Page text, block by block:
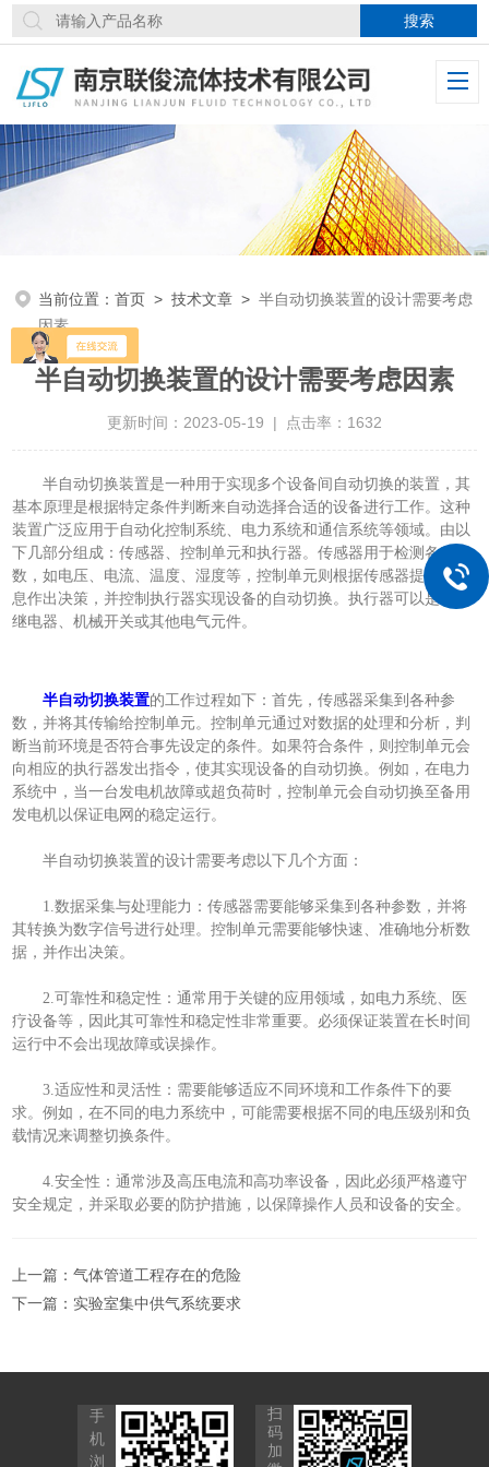
当前位置：首页 >技术文章 >半自动切换装置的设计需要考虑
因素
半自动切换装置的设计需要考虑因素
更新时间：2023-05-19 | 点击率：1632
半自动切换装置是一种用于实现多个设备间自动切换的装置，其
基本原理是根据特定条件判断来自动选择合适的设备进行工作。这种
装置广泛应用于自动化控制系统、电力系统和通信系统等领域。由以
下几部分组成：传感器、控制单元和执行器。传感器用于检测各种参
数，如电压、电流、温度、湿度等，控制单元则根据传感器提供的信
息作出决策，并控制执行器实现设备的自动切换。执行器可以是电磁
继电器、机械开关或其他电气元件。
半自动切换装置的工作过程如下：首先，传感器采集到各种参
数，并将其传输给控制单元。控制单元通过对数据的处理和分析，判
断当前环境是否符合事先设定的条件。如果符合条件，则控制单元会
向相应的执行器发出指令，使其实现设备的自动切换。例如，在电力
系统中，当一台发电机故障或超负荷时，控制单元会自动切换至备用
发电机以保证电网的稳定运行。
半自动切换装置的设计需要考虑以下几个方面：
1.数据采集与处理能力：传感器需要能够采集到各种参数，并将
其转换为数字信号进行处理。控制单元需要能够快速、准确地分析数
据，并作出决策。
2.可靠性和稳定性：通常用于关键的应用领域，如电力系统、医
疗设备等，因此其可靠性和稳定性非常重要。必须保证装置在长时间
运行中不会出现故障或误操作。
3.适应性和灵活性：需要能够适应不同环境和工作条件下的要
求。例如，在不同的电力系统中，可能需要根据不同的电压级别和负
载情况来调整切换条件。
4.安全性：通常涉及高压电流和高功率设备，因此必须严格遵守
安全规定，并采取必要的防护措施，以保障操作人员和设备的安全。
上一篇：气体管道工程存在的危险
下一篇： 实验室集中供气系统要求
手
机
浏
扫
码
加